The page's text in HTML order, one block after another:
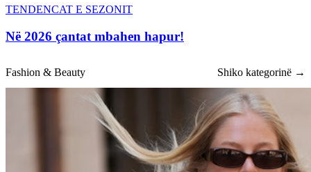
TENDENCAT E SEZONIT
Në 2026 çantat mbahen hapur!
Fashion & Beauty Shiko kategorinë →